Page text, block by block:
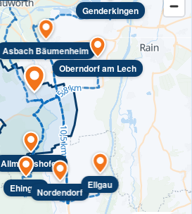
Asbach Bäumenheim
Oberndorf am Lech
Allmannshofen
EhingenNordendorf
Genderkingen
Ellgau